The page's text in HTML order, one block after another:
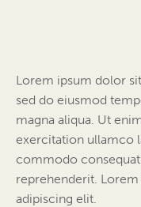
Lorem ipsum dolor
sed do eiusmod
magna aliqua. Ut
exercitation ullamco
commodo
reprehenderit.
adipiscing elit.